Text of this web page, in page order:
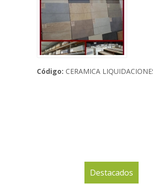
Código: CERAMICA
Destacados